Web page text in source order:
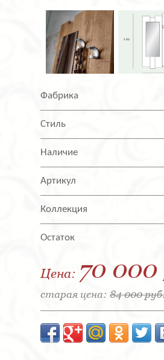
Фабрика
Стиль
Наличие
Артикул
Коллекция
Остаток
Цена: 70 000
старая цена: 84 000